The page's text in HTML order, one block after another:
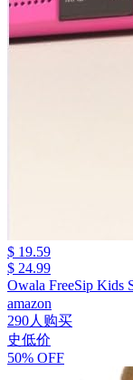
$ 19.59
$ 24.99
Owala FreeSip Kids
amazon
290人购买
史低价
50% OFF